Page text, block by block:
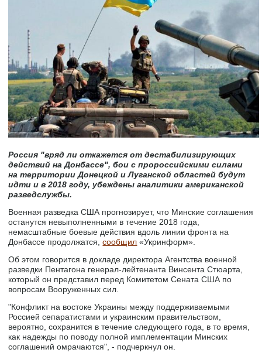
Россия "вряд ли откажется от дестабилизирующих
действий на Донбассе", бои с пророссийскими силами
на территории Донецкой и Луганской областей будут
идти и в 2018 году, убеждены аналитики американской
разведслужбы.
Военная разведка США прогнозирует, что Минские соглашения
останутся невыполненными в течение 2018 года,
немасштабные боевые действия вдоль линии фронта на
Донбассе продолжатся,сообщил «Укринформ».
Об этом говорится в докладе директора Агентства военной
разведки Пентагона генерал-лейтенанта Винсента Стюарта,
который он представил перед Комитетом Сената США по
вопросам Вооруженных сил.
"Конфликт на востоке Украины между поддерживаемыми
Россией сепаратистами и украинским правительством,
вероятно, сохранится в течение следующего года, в то время,
как надежды по поводу полной имплементации Минских
соглашений омрачаются", - подчеркнул он.